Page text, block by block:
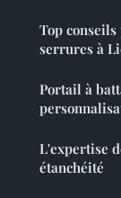
Top
serrures à
Portail à
L'expertise
étanchéité